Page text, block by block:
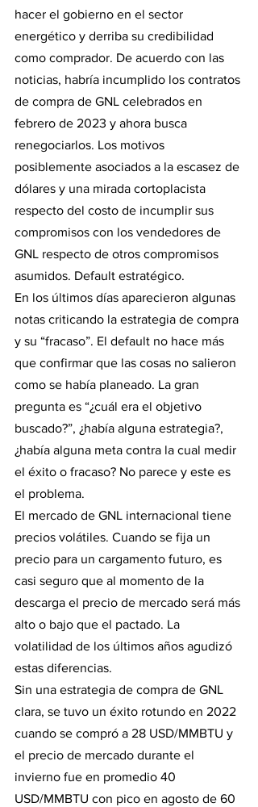
hacer el gobierno en el sector
energético y derriba su credibilidad
como comprador. De acuerdo con las
noticias, habría incumplido los contratos
de compra de GNL celebrados en
febrero de 2023 y ahora busca
renegociarlos. Los motivos
posiblemente asociados a la escasez de
dólares y una mirada cortoplacista
respecto del costo de incumplir sus
compromisos con los vendedores de
GNL respecto de otros compromisos
asumidos. Default estratégico.
En los últimos días aparecieron algunas
notas criticando la estrategia de compra
y su “fracaso”. El default no hace más
que confirmar que las cosas no salieron
como se había planeado. La gran
pregunta es “¿cuál era el objetivo
buscado?”, ¿había alguna estrategia?,
¿había alguna meta contra la cual medir
el éxito o fracaso? No parece y este es
el problema.
El mercado de GNL internacional tiene
precios volátiles. Cuando se fija un
precio para un cargamento futuro, es
casi seguro que al momento de la
descarga el precio de mercado será más
alto o bajo que el pactado. La
volatilidad de los últimos años agudizó
estas diferencias.
Sin una estrategia de compra de GNL
clara, se tuvo un éxito rotundo en 2022
cuando se compró a 28 USD/MMBTU y
el precio de mercado durante el
invierno fue en promedio 40
USD/MMBTU con pico en agosto de 60